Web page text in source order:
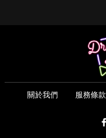
關於我們 服務條款